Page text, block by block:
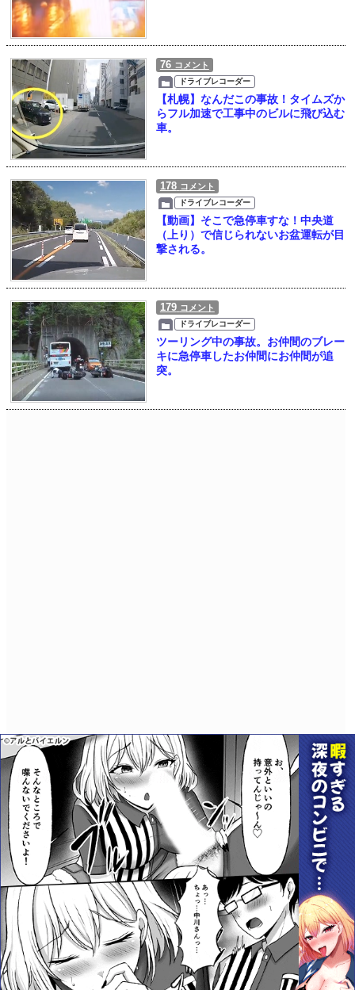
76 コメント
ドライブレコーダー
【札幌】なんだこの事故！タイムズか
らフル加速で工事中のビルに飛び込む
車。
178 コメント
ドライブレコーダー
【動画】そこで急停車すな！中央道
（上り）で信じられないお盆運転が目
撃される。
179 コメント
ドライブレコーダー
ツーリング中の事故。お仲間のブレー
キに急停車したお仲間にお仲間が追
突。